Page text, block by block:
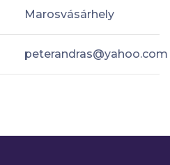
Marosvásárhely
peterandras@yahoo.com